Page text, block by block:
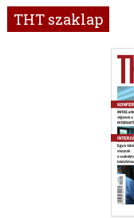
THT szaklap